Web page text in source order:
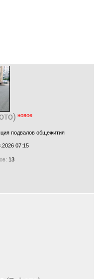
новое
подвалов общежития
07:15
13